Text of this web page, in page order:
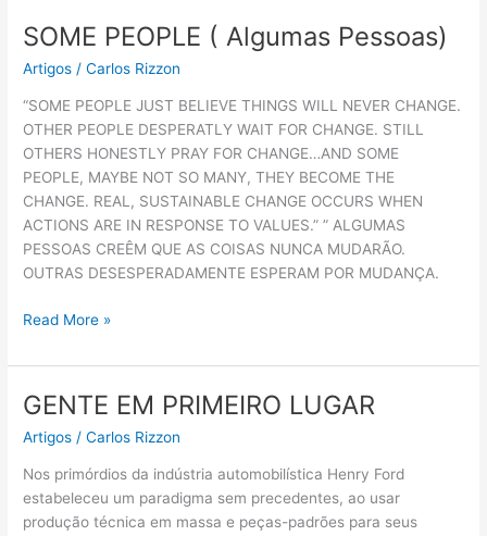
SOME PEOPLE ( Algumas Pessoas)
Artigos /Carlos Rizzon
“SOME PEOPLE JUST BELIEVE THINGS WILL NEVER CHANGE.
OTHER PEOPLE DESPERATLY WAIT FOR CHANGE. STILL
OTHERS HONESTLY PRAY FOR CHANGE…AND SOME
PEOPLE, MAYBE NOT SO MANY, THEY BECOME THE
CHANGE. REAL, SUSTAINABLE CHANGE OCCURS WHEN
ACTIONS ARE IN RESPONSE TO VALUES.” ” ALGUMAS
PESSOAS CREÊM QUE AS COISAS NUNCA MUDARÃO.
OUTRAS DESESPERADAMENTE ESPERAM POR MUDANÇA.
SOME
(
Algumas
Pessoas)
Read More »
GENTE EM PRIMEIRO LUGAR
Artigos /Carlos Rizzon
Nos primórdios da indústria automobilística Henry Ford
estabeleceu um paradigma sem precedentes, ao usar
produção técnica em massa e peças-padrões para seus
GENTE
PRIMEIRO
LUGAR